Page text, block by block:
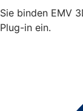
Sie binden EMV
Plug-in ein.